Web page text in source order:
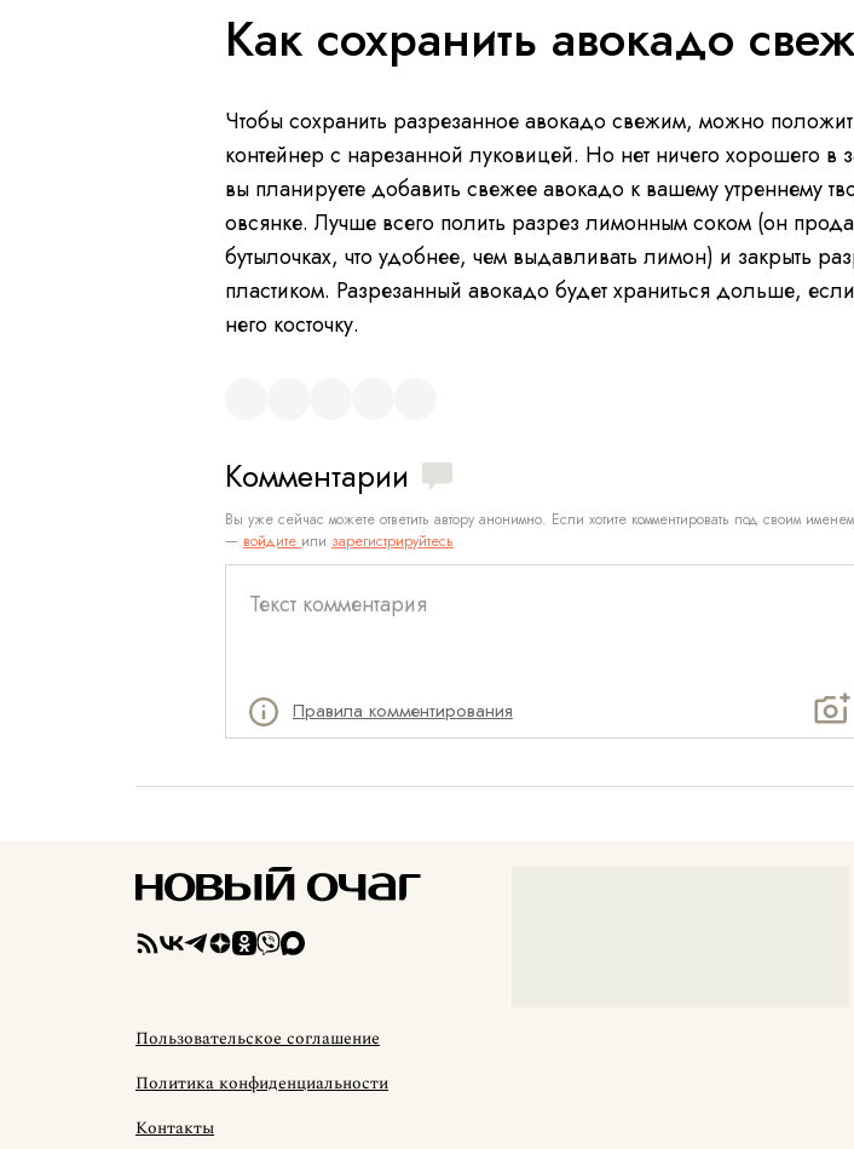
Как сохранить авокадо
Чтобы сохранить разрезанное авокадо свежим, можно
контейнер с нарезанной луковицей. Но нет ничего хорошего в
вы планируете добавить свежее авокадо к вашему утреннему
овсянке. Лучше всего полить разрез лимонным соком (он
бутылочках, что удобнее, чем выдавливать лимон) и закрыть
пластиком. Разрезанный авокадо будет храниться дольше,
него косточку.
Комментарии
Вы уже сейчас можете ответить автору анонимно. Если хотите комментировать под своим
— войдите или зарегистрируйтесь
Правила комментирования
Пользовательское соглашение
Политика конфиденциальности
Контакты